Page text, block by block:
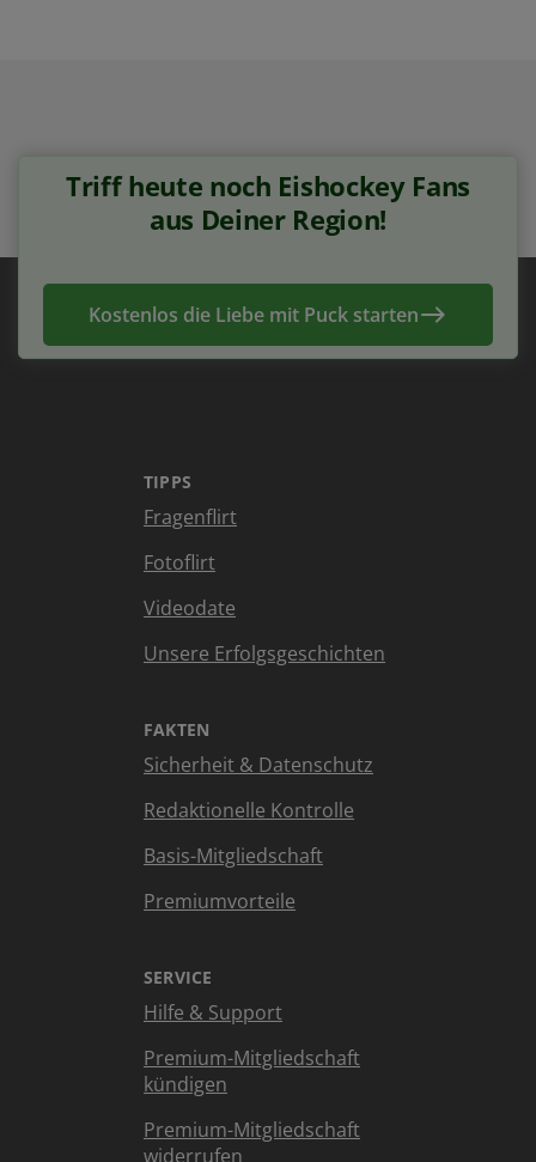
Triff heute noch Eishockey Fans
aus Deiner Region!
Kostenlos die Liebe mit Puck starten
TIPPS
Fragenflirt
Fotoflirt
Videodate
Unsere Erfolgsgeschichten
FAKTEN
Sicherheit & Datenschutz
Redaktionelle Kontrolle
Basis-Mitgliedschaft
Premiumvorteile
SERVICE
Hilfe & Support
Premium-Mitgliedschaft
kündigen
Premium-Mitgliedschaft
widerrufen